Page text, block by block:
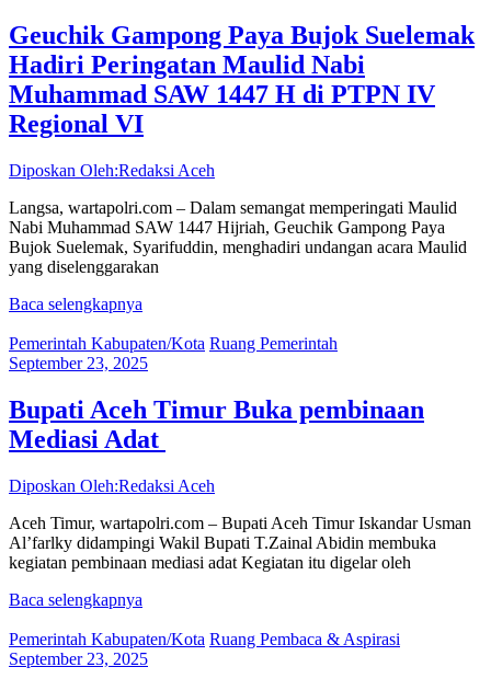
Geuchik Gampong Paya Bujok Suelemak
Hadiri Peringatan Maulid Nabi
Muhammad SAW 1447 H di PTPN IV
Regional VI
Diposkan Oleh:Redaksi Aceh
Langsa, wartapolri.com – Dalam semangat memperingati Maulid
Nabi Muhammad SAW 1447 Hijriah, Geuchik Gampong Paya
Bujok Suelemak, Syarifuddin, menghadiri undangan acara Maulid
yang diselenggarakan
Baca selengkapnya
Pemerintah Kabupaten/Kota Ruang Pemerintah
September 23, 2025
Bupati Aceh Timur Buka pembinaan
Mediasi Adat
Diposkan Oleh:Redaksi Aceh
Aceh Timur, wartapolri.com – Bupati Aceh Timur Iskandar Usman
Al’farlky didampingi Wakil Bupati T.Zainal Abidin membuka
kegiatan pembinaan mediasi adat Kegiatan itu digelar oleh
Baca selengkapnya
Pemerintah Kabupaten/Kota Ruang Pembaca & Aspirasi
September 23, 2025